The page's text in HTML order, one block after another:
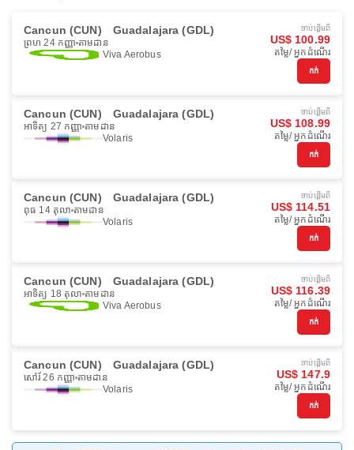
Cancun (CUN) Guadalajara (GDL)
ព្រហ 24 កញ្ញា តាមដាន
Viva Aerobus
ចាប់ផ្ដើមពី
US$ 100.99
តម្លៃ/ អ្នកដំណើរ
កក់
Cancun (CUN) Guadalajara (GDL)
អាទិត្យ 27 កញ្ញា តាមដាន
Volaris
ចាប់ផ្ដើមពី
US$ 108.99
តម្លៃ/ អ្នកដំណើរ
កក់
Cancun (CUN) Guadalajara (GDL)
ពុធ 14 តុលា តាមដាន
Volaris
ចាប់ផ្ដើមពី
US$ 114.51
តម្លៃ/ អ្នកដំណើរ
កក់
Cancun (CUN) Guadalajara (GDL)
អាទិត្យ 18 តុលា តាមដាន
Viva Aerobus
ចាប់ផ្ដើមពី
US$ 116.39
តម្លៃ/ អ្នកដំណើរ
កក់
Cancun (CUN) Guadalajara (GDL)
សៅរ៍ 26 កញ្ញា តាមដាន
Volaris
ចាប់ផ្ដើមពី
US$ 147.9
តម្លៃ/ អ្នកដំណើរ
កក់